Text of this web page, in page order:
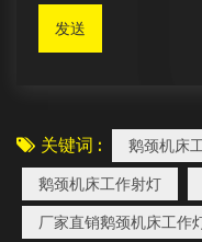
关键词 : 鹅颈机床
鹅颈机床工作射灯
厂家直销鹅颈机床工作